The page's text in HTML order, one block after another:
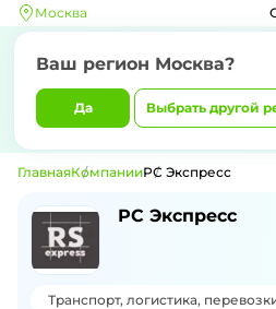
Москва
Ваш регион Москва?
Да Выбрать другой
ГлавнаяКомпанииРС Экспресс
РС Экспресс
Транспорт, логистика,